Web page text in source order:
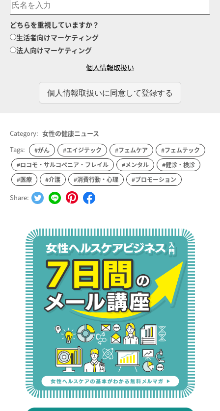
どちらを重視していますか？
生活者向けマーケティング
法人向けマーケティング
個人情報取扱い
Category: 女性の健康ニュース
Tags:
#がん #エイジテック #フェムケア
#フェムテック
#ロコモ・サルコペニア・フレイル
#メンタル
#健診・検診
#医療
#介護 #消費行動・心理 #プロモーション
Share: